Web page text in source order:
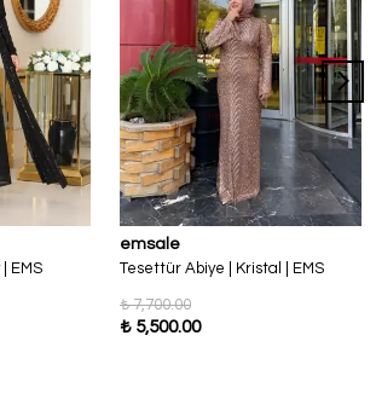
EMS
emsale
Tesettür Abiye | Kristal | EMS
₺ 7,700.00
₺ 5,500.00